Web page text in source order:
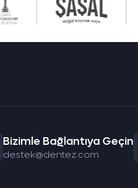
Bizimle Bağlantıya Geçin
destek@dentez.com